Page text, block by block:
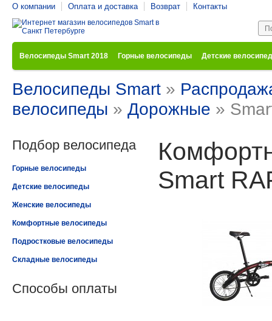
О компании Оплата и доставка Возврат Контакты
Велосипеды Smart 2018 Горные велосипеды Детские
Велосипеды Smart »
велосипеды » Дорожные »
Подбор велосипеда
Горные велосипеды
Детские велосипеды
Женские велосипеды
Комфортные велосипеды
Подростковые велосипеды
Складные велосипеды
Способы оплаты
Smart